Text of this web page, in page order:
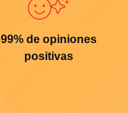
99% de opiniones
positivas